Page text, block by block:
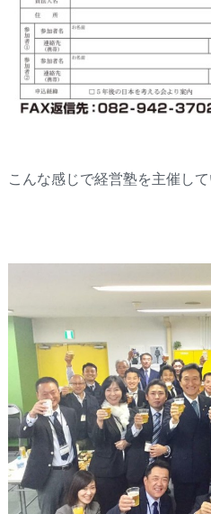
こんな感じで経営塾を主催して